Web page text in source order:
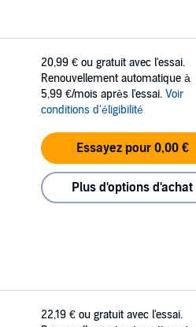
20,99 € ou gratuit avec l'essai.
Renouvellement automatique à
5,99 €/mois après l'essai. Voir
conditions d'éligibilité
Essayez pour 0,00 €
Plus d'options d'achat
22,19 € ou gratuit avec l'essai.